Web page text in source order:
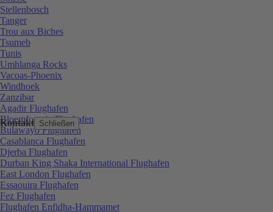
Kontakt Schließen
Stellenbosch
Tanger
Trou aux Biches
Tsumeb
Tunis
Umhlanga Rocks
Vacoas-Phoenix
Windhoek
Zanzibar
Agadir Flughafen
Bloemfontein Flughafen
Bulawayo Flughafen
Casablanca Flughafen
Djerba Flughafen
Durban King Shaka International Flughafen
East London Flughafen
Essaouira Flughafen
Fez Flughafen
Flughafen Enfidha-Hammamet